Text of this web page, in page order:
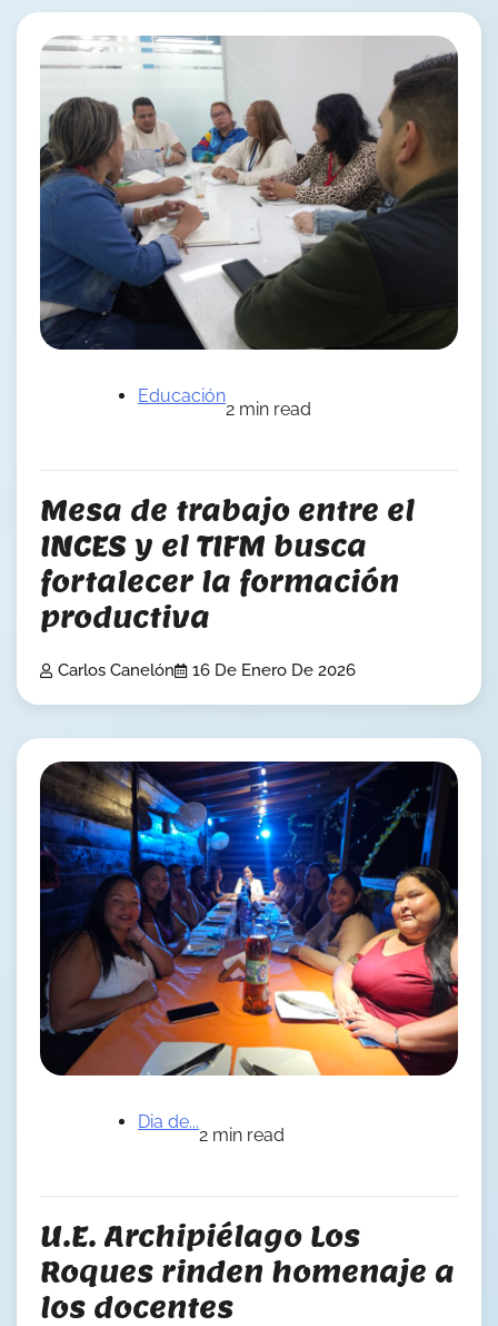
Educación
2 min read
Mesa de trabajo entre el
INCES y el TIFM busca
fortalecer la formación
productiva
Carlos Canelón 16 De Enero De 2026
Dia de...
2 min read
U.E. Archipiélago Los
Roques rinden homenaje a
los docentes